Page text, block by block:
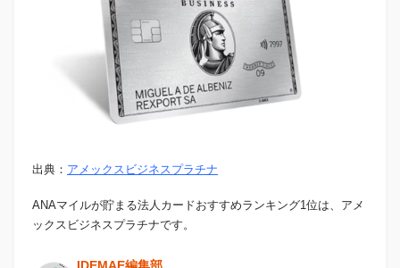
出典： アメックスビジネスプラチナ
ANAマイルが貯まる法人カードおすすめランキング1位は、アメ
ックスビジネスプラチナです。